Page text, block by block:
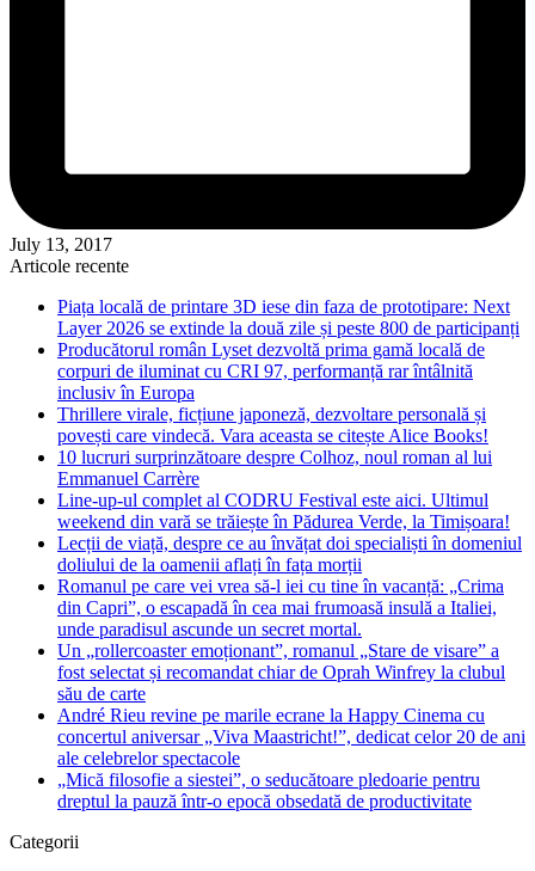
July 13, 2017
Articole recente
Piața locală de printare 3D iese din faza de prototipare: Next
Layer 2026 se extinde la două zile și peste 800 de participanți
Producătorul român Lyset dezvoltă prima gamă locală de
corpuri de iluminat cu CRI 97, performanță rar întâlnită
inclusiv în Europa
Thrillere virale, ficțiune japoneză, dezvoltare personală și
povești care vindecă. Vara aceasta se citește Alice Books!
10 lucruri surprinzătoare despre Colhoz, noul roman al lui
Emmanuel Carrère
Line-up-ul complet al CODRU Festival este aici. Ultimul
weekend din vară se trăiește în Pădurea Verde, la Timișoara!
Lecții de viață, despre ce au învățat doi specialiști în domeniul
doliului de la oamenii aflați în fața morții
Romanul pe care vei vrea să-l iei cu tine în vacanță: „Crima
din Capri”, o escapadă în cea mai frumoasă insulă a Italiei,
unde paradisul ascunde un secret mortal.
Un „rollercoaster emoționant”, romanul „Stare de visare” a
fost selectat și recomandat chiar de Oprah Winfrey la clubul
său de carte
André Rieu revine pe marile ecrane la Happy Cinema cu
concertul aniversar „Viva Maastricht!”, dedicat celor 20 de ani
ale celebrelor spectacole
„Mică filosofie a siestei”, o seducătoare pledoarie pentru
dreptul la pauză într-o epocă obsedată de productivitate
Categorii